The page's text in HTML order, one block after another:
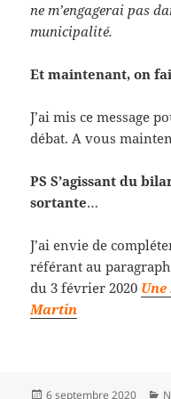
ne m’engagerai pas
municipalité.
Et maintenant, on
J’ai mis ce message
débat. A vous
PS S’agissant du
sortante…
J’ai envie de
référant au
du 3 février 2020
Martin
Publié
6 septembre 2020